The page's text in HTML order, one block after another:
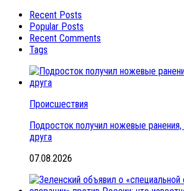
Recent Posts
Popular Posts
Recent Comments
Tags
Происшествия
Подросток получил ножевые ранения,
друга
07.08.2026